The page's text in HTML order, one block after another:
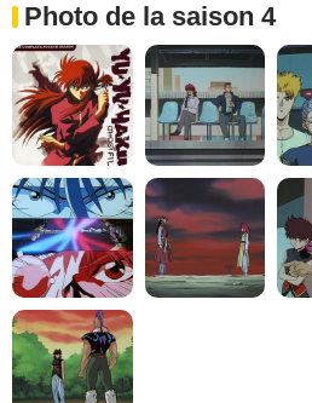
Photo de la saison 4